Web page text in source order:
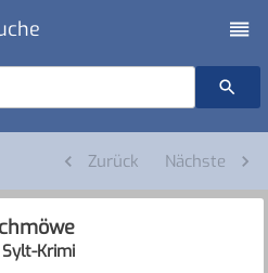
Zurück Nächste
Krimi